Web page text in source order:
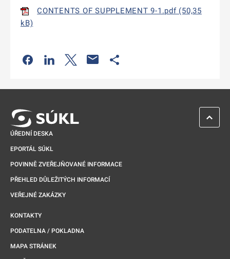
CONTENTS OF SUPPLEMENT 9-1.pdf (50,35
kB)
Odkaz se otevře na nové kartě
Odkaz se otevře na nové kartě
Odkaz se otevře na nové kartě
ÚŘEDNÍ DESKA
EPORTÁL SÚKL
POVINNĚ ZVEŘEJŇOVANÉ INFORMACE
PŘEHLED DŮLEŽITÝCH INFORMACÍ
VEŘEJNÉ ZAKÁZKY
KONTAKTY
PODATELNA / POKLADNA
MAPA STRÁNEK
ZPĚT